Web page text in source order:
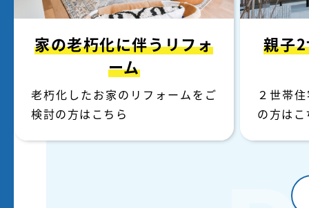
家の老朽化に伴うリフォ
ーム
老朽化したお家のリフォームをご
検討の方はこちら
親子
２世帯
の方は